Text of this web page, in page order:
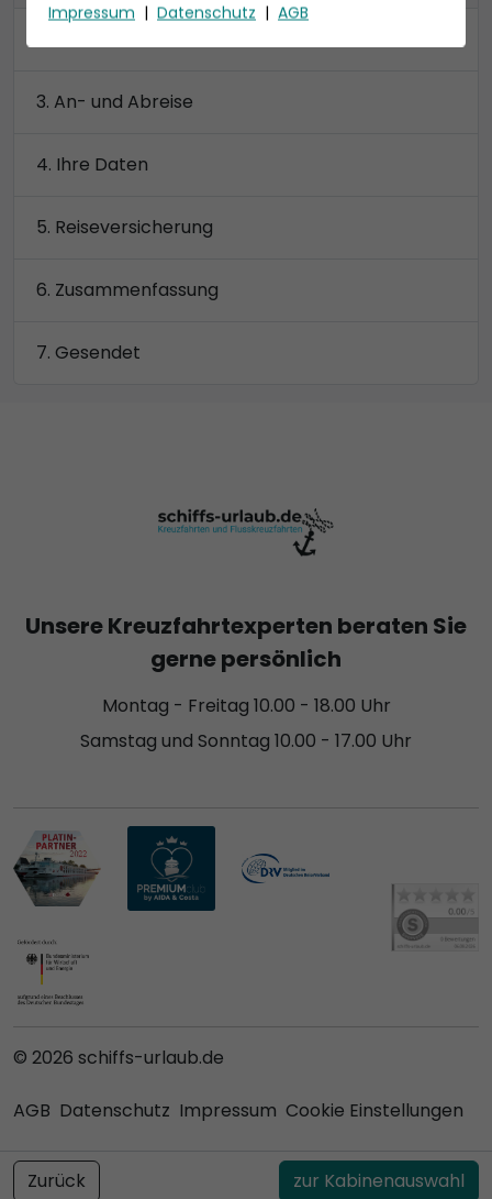
An- und Abreise
Ihre Daten
Reiseversicherung
Zusammenfassung
Gesendet
Zurück zur Kabinenauswahl
Impressum | Datenschutz | AGB
Unsere Kreuzfahrtexperten beraten Sie
gerne persönlich
Montag - Freitag 10.00 - 18.00 Uhr
Samstag und Sonntag 10.00 - 17.00 Uhr
© 2026 schiffs-urlaub.de
AGB Datenschutz Impressum Cookie Einstellungen